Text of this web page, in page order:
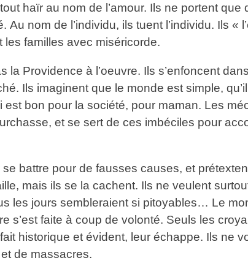
haïr au nom de l’amour. Ils ne portent
nom de l’individu, ils tuent l’individu. Ils «
les familles avec miséricorde.
Providence à l’oeuvre. Ils s’enfoncent
Ils imaginent que le monde est simple,
bon pour la société, pour maman. Les
et se sert de ces imbéciles pour
battre pour de fausses causes, et
mais ils se la cachent. Ils ne veulent
les jours sembleraient si pitoyables… Le
s’est faite à coup de volonté. Seuls les
historique et évident, leur échappe. Ils ne
de massacres.